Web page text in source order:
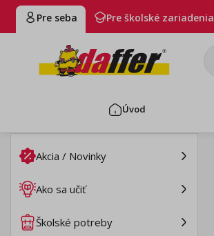
Pre seba Pre školské zariadenia
Úvod
Akcia / Novinky
Ako sa učiť
Školské potreby